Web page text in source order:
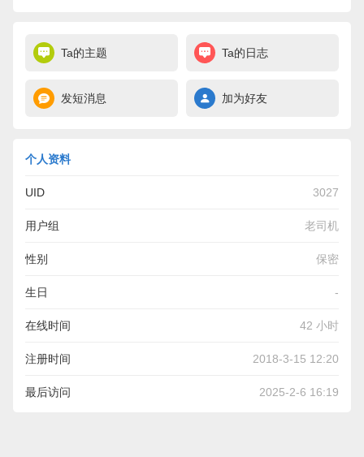
Ta的主题 Ta的日志
发短消息 加为好友
个人资料
UID 3027
用户组 老司机
性别 保密
生日 -
在线时间 42 小时
注册时间 2018-3-15 12:20
最后访问 2025-2-6 16:19